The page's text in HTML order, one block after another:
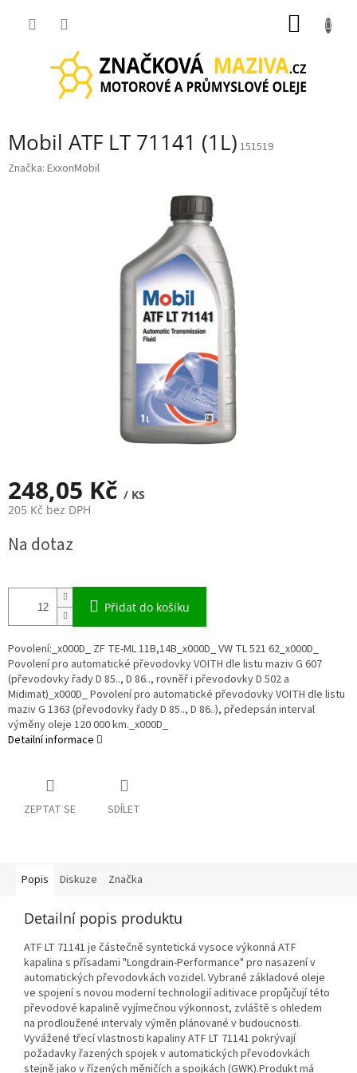
Mobil ATF LT 71141 (1L) 151519
Značka: ExxonMobil
248,05 Kč / KS
205 Kč bez DPH
cena:
Na dotaz
Přidat do košíku
Povolení:_x000D_ ZF TE-ML 11B,14B_x000D_ VW TL 521 62_x000D_
Povolení pro automatické převodovky VOITH dle listu maziv G 607
(převodovky řady D 85.., D 86.., rovněř i převodovky D 502 a
Midimat)_x000D_ Povolení pro automatické převodovky VOITH dle listu
maziv G 1363 (převodovky řady D 85.., D 86..), předepsán interval
výměny oleje 120 000 km._x000D_
Detailní informace
ZEPTAT SE SDÍLET
Popis Diskuze Značka
Detailní popis produktu
ATF LT 71141 je částečně syntetická vysoce výkonná ATF
kapalina s přísadami "Longdrain-Performance" pro nasazení v
automatických převodovkách vozidel. Vybrané základové oleje
ve spojení s novou moderní technologií aditivace propůjčují této
převodové kapalině vyjímečnou výkonnost, zvláště s ohledem
na prodloužené intervaly výměn plánované v budoucnosti.
Vyvážené třecí vlastnosti kapaliny ATF LT 71141 pokrývají
požadavky řazených spojek v automatických převodovkách
stejně jako v řízených měničích a spojkách (GWK).Produkt má